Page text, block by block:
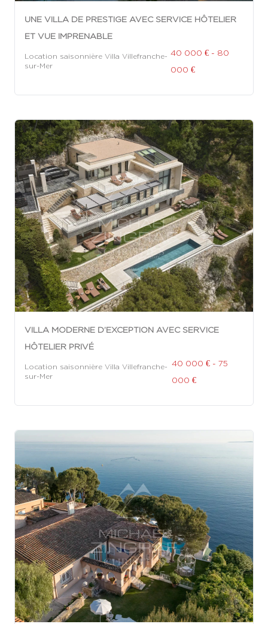
UNE VILLA DE PRESTIGE AVEC SERVICE HÔTELIER
ET VUE IMPRENABLE
Location saisonnière Villa Villefranche-
sur-Mer
40 000 € - 80
000 €
VILLA MODERNE D’EXCEPTION AVEC SERVICE
HÔTELIER PRIVÉ
Location saisonnière Villa Villefranche-
sur-Mer
40 000 € - 75
000 €